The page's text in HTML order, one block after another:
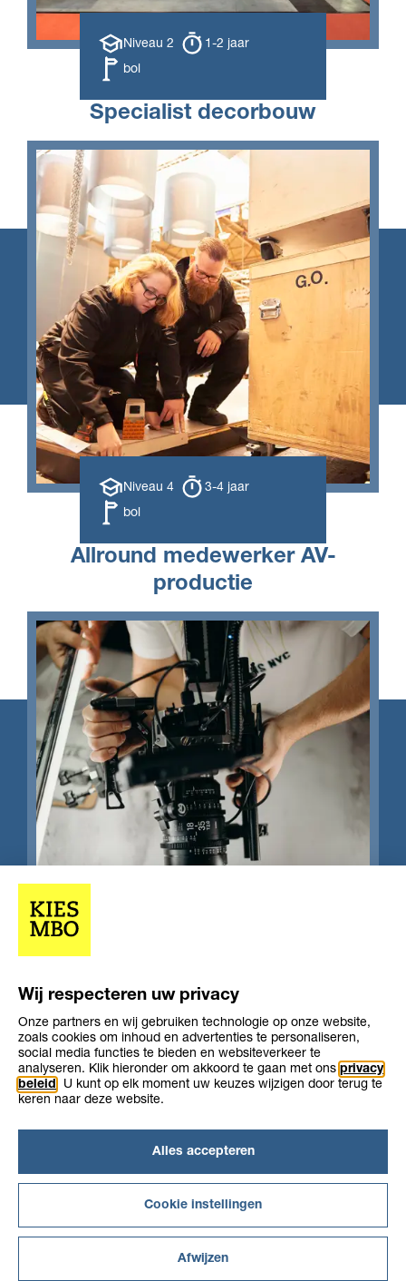
Opleiding
Niveau 2
Opleiding
duur
1-2 jaar
Leerweg
bol
Specialist decorbouw
Opleiding
Niveau 4
Opleiding
duur
3-4 jaar
Leerweg
bol
Allround medewerker AV-
productie
Cookies
Wij respecteren uw privacy
Onze partners en wij gebruiken technologie op onze website,
zoals cookies om inhoud en advertenties te personaliseren,
social media functies te bieden en websiteverkeer te
analyseren. Klik hieronder om akkoord te gaan met ons privacy
beleid . U kunt op elk moment uw keuzes wijzigen door terug te
keren naar deze website.
Alles accepteren
Cookie instellingen
Afwijzen